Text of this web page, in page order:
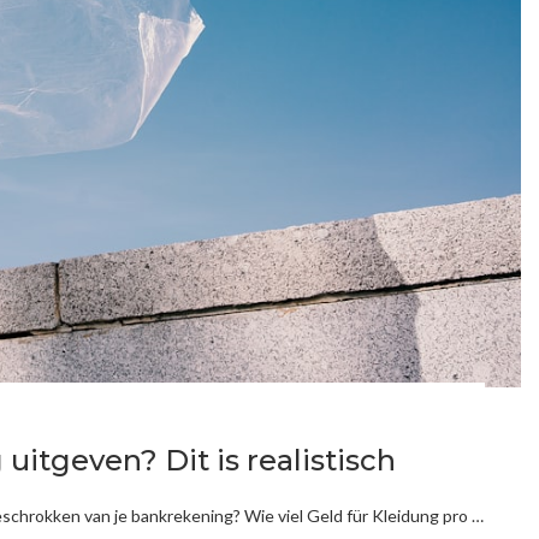
Dit is realistisch
van je bankrekening? Wie viel Geld für Kleidung pro …